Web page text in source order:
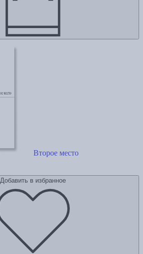
Второе место
Добавить в избранное